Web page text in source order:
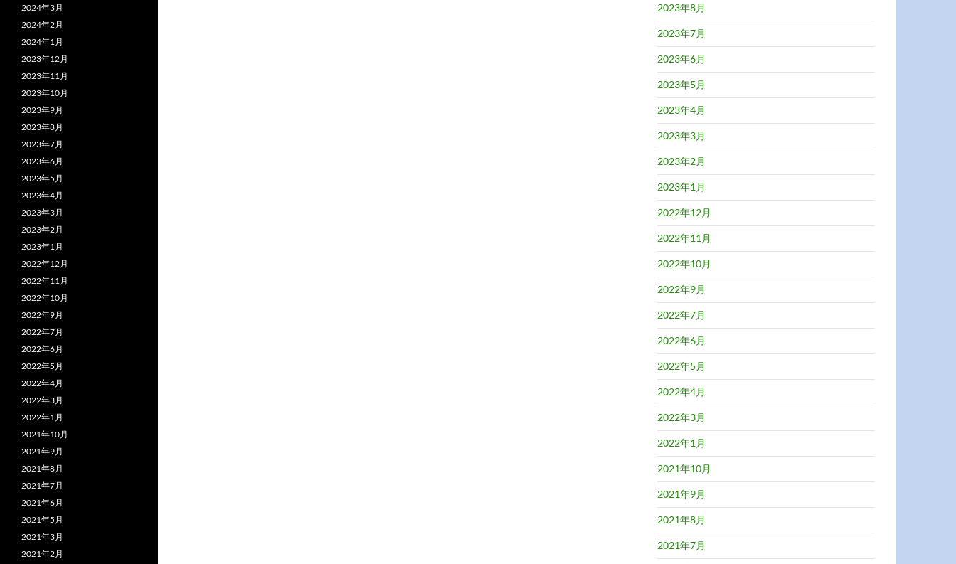
2023年8月
2023年7月
2023年6月
2023年5月
2023年4月
2023年3月
2023年2月
2023年1月
2022年12月
2022年11月
2022年10月
2022年9月
2022年7月
2022年6月
2022年5月
2022年4月
2022年3月
2022年1月
2021年10月
2021年9月
2021年8月
2021年7月
2024年3月
2024年2月
2024年1月
2023年12月
2023年11月
2023年10月
2023年9月
2023年8月
2023年7月
2023年6月
2023年5月
2023年4月
2023年3月
2023年2月
2023年1月
2022年12月
2022年11月
2022年10月
2022年9月
2022年7月
2022年6月
2022年5月
2022年4月
2022年3月
2022年1月
2021年10月
2021年9月
2021年8月
2021年7月
2021年6月
2021年5月
2021年3月
2021年2月